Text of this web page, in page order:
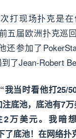
打现场扑克是
五届欧洲扑克巡
还参加了
了Jean-Robert
我当时看他打25/
底池，底池有7
万美元。我暗
了底池！在网络扑